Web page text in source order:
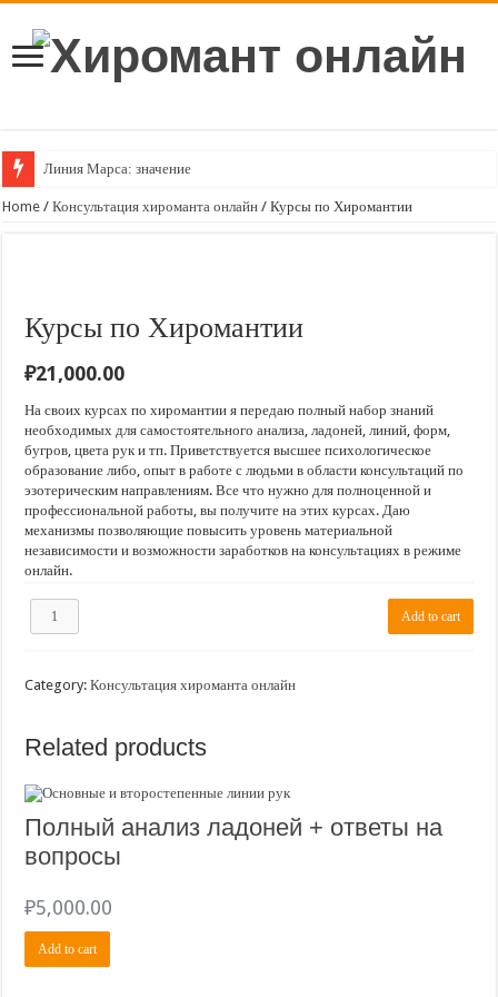
Линия Марса: значение
Линия судьбы: значение в хиромантии
Линия сердца на вашей ладони
Пространство между пальцами в хиромантии
Кольцо Соломона на вашей руке
Значение линий браслета
Значение линии успеха (линия Аполлона, Солнца или творчества)
Home /Консультация хироманта онлайн / Курсы по Хиромантии
Курсы по Хиромантии
₽21,000.00
На своих курсах по хиромантии я передаю полный набор знаний
необходимых для самостоятельного анализа, ладоней, линий, форм,
бугров, цвета рук и тп. Приветствуется высшее психологическое
образование либо, опыт в работе с людьми в области консультаций по
эзотерическим направлениям. Все что нужно для полноценной и
профессиональной работы, вы получите на этих курсах. Даю
механизмы позволяющие повысить уровень материальной
независимости и возможности заработков на консультациях в режиме
онлайн.
Курсы
Add to cart
Category:Консультация хироманта онлайн
Related products
Полный анализ ладоней + ответы на
вопросы
₽5,000.00
Add to cart